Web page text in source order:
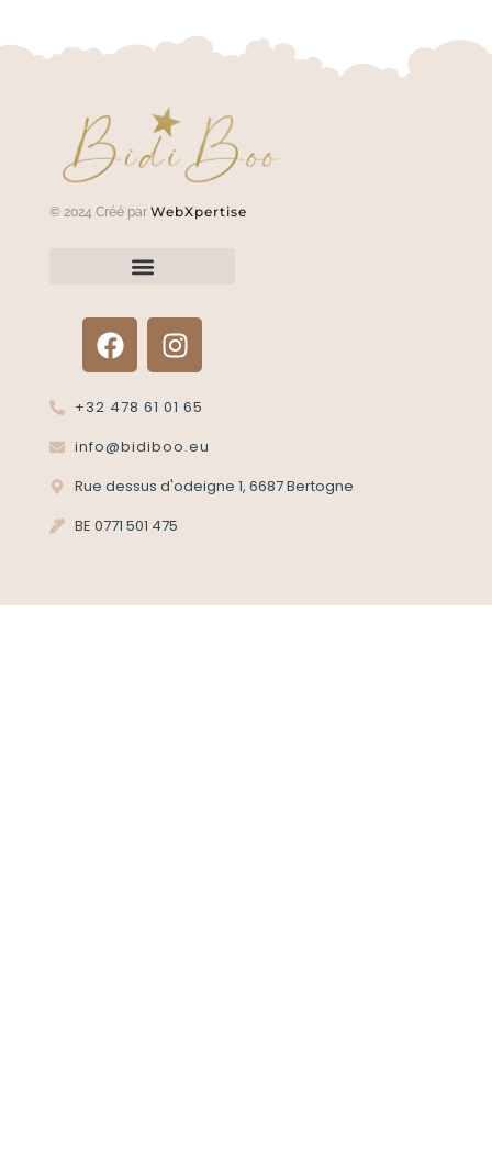
© 2024 Créé par WebXpertise
+32 478 61 01 65
info@bidiboo.eu
Rue dessus d'odeigne 1, 6687 Bertogne
BE 0771 501 475